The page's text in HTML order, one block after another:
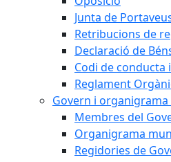
Junta de
Retribucions de
Declaració de
Codi de conducta
Reglament
Govern i
Membres del
Organigrama
Regidories de